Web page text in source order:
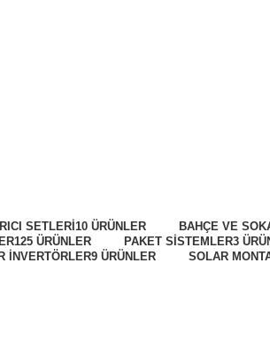
SETLERI 10 ÜRÜNLER BAHÇE VE
125 ÜRÜNLER PAKET SISTEMLER3
İNVERTÖRLER9 ÜRÜNLER SOLAR